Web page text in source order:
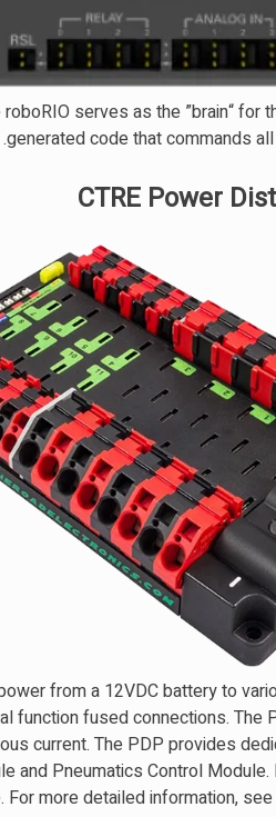
serves as the ”brain“ for
generated code that commands
CTRE Power
from a 12VDC battery to
function fused connections. The
current. The PDP provides
and Pneumatics Control
more detailed information,